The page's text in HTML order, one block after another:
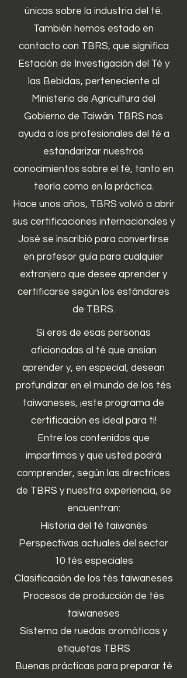
únicas sobre la industria del té.
También hemos estado en
contacto con TBRS, que significa
Estación de Investigación del Té y
las Bebidas, perteneciente al
Ministerio de Agricultura del
Gobierno de Taiwán. TBRS nos
ayuda a los profesionales del té a
estandarizar nuestros
conocimientos sobre el té, tanto en
teoría como en la práctica.
Hace unos años, TBRS volvió a abrir
sus certificaciones internacionales y
José se inscribió para convertirse
en profesor guía para cualquier
extranjero que desee aprender y
certificarse según los estándares
de TBRS.
Si eres de esas personas
aficionadas al té que ansían
aprender y, en especial, desean
profundizar en el mundo de los tés
taiwaneses, ¡este programa de
certificación es ideal para ti!
Entre los contenidos que
impartimos y que usted podrá
comprender, según las directrices
de TBRS y nuestra experiencia, se
encuentran:
Historia del té taiwanés
Perspectivas actuales del sector
10 tés especiales
Clasificación de los tés taiwaneses
Procesos de producción de tés
taiwaneses
Sistema de ruedas aromáticas y
etiquetas TBRS
Buenas prácticas para preparar té